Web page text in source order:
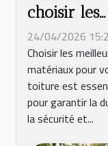
choisir les
meilleurs
matériaux
votre
24/04/2026
Choisir les
matériaux pour
toiture est
pour garantir la
la sécurité et...